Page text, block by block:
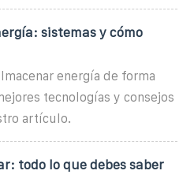
sistemas y cómo
energía de forma
tecnologías y consejos
artículo.
todo lo que debes saber